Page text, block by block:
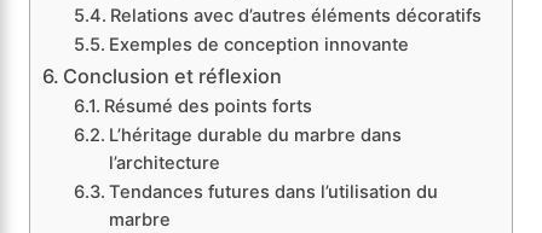
Relations avec d’autres éléments décoratifs
Exemples de conception innovante
Conclusion et réflexion
Résumé des points forts
L’héritage durable du marbre dans
l’architecture
Tendances futures dans l’utilisation du
marbre